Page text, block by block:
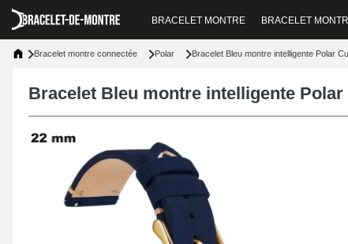
BRACELET MONTRE BRACELET
Bracelet montre connectée Polar Bracelet Bleu montre intelligente Polar
Bracelet Bleu montre intelligente